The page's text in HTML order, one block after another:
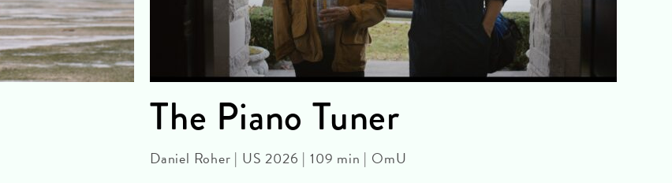
The Piano Tuner
Daniel Roher | US 2026 | 109 min | OmU